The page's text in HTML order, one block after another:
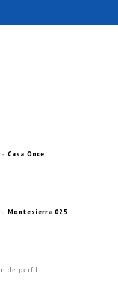
Casa Once
Montesierra 025
de perfil.